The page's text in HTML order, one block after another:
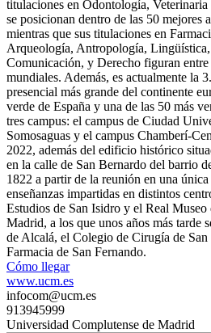
titulaciones en Odontología,
se posicionan dentro de las 50 mejores
mientras que sus titulaciones en
Arqueología, Antropología,
Comunicación, y Derecho figuran
mundiales.​ Además, es actualmente la
presencial más grande del continente
verde de España y una de las 50 más
tres campus: el campus de Ciudad
Somosaguas y el campus Chamberí-
2022​, además del edificio histórico
en la calle de San Bernardo del barrio
1822 a partir de la reunión en una
enseñanzas impartidas en distintos
Estudios de San Isidro y el Real Museo
Madrid, a los que unos años más tarde
de Alcalá, el Colegio de Cirugía de
Farmacia de San Fernando.
Cómo llegar
www.ucm.es
infocom@ucm.es
913945999
Universidad Complutense de Madrid